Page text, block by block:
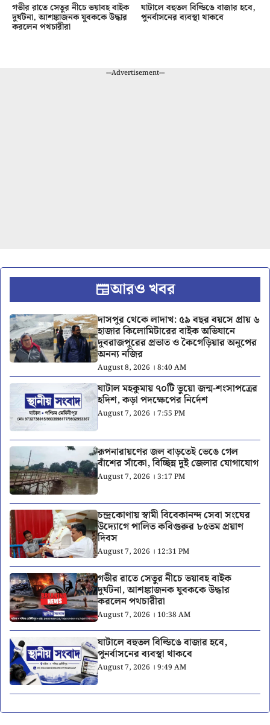
গভীর রাতে সেতুর নীচে ভয়াবহ বাইক
দুর্ঘটনা, আশঙ্কাজনক যুবককে উদ্ধার
করলেন পথচারীরা
ঘাটালে বহুতল বিল্ডিঙে বাজার হবে,
পুনর্বাসনের ব্যবস্থা থাকবে
---Advertisement---
আরও খবর
দাসপুর থেকে লাদাখ: ৫৯ বছর বয়সে প্রায় ৬
হাজার কিলোমিটারের বাইক অভিযানে
দুবরাজপুরের প্রভাত ও কৈগেড়িয়ার অনুপের
অনন্য নজির
August 8, 2026 । 8:40 AM
ঘাটাল মহকুমায় ৭০টি ভুয়ো জন্ম-শংসাপত্রের
হদিশ, কড়া পদক্ষেপের নির্দেশ
August 7, 2026 । 7:55 PM
রূপনারায়ণের জল বাড়তেই ভেঙে গেল
বাঁশের সাঁকো, বিচ্ছিন্ন দুই জেলার যোগাযোগ
August 7, 2026 । 3:17 PM
চন্দ্রকোণায় স্বামী বিবেকানন্দ সেবা সংঘের
উদ্যোগে পালিত কবিগুরুর ৮৫তম প্রয়াণ
দিবস
August 7, 2026 । 12:31 PM
গভীর রাতে সেতুর নীচে ভয়াবহ বাইক
দুর্ঘটনা, আশঙ্কাজনক যুবককে উদ্ধার
করলেন পথচারীরা
August 7, 2026 । 10:38 AM
ঘাটালে বহুতল বিল্ডিঙে বাজার হবে,
পুনর্বাসনের ব্যবস্থা থাকবে
August 7, 2026 । 9:49 AM